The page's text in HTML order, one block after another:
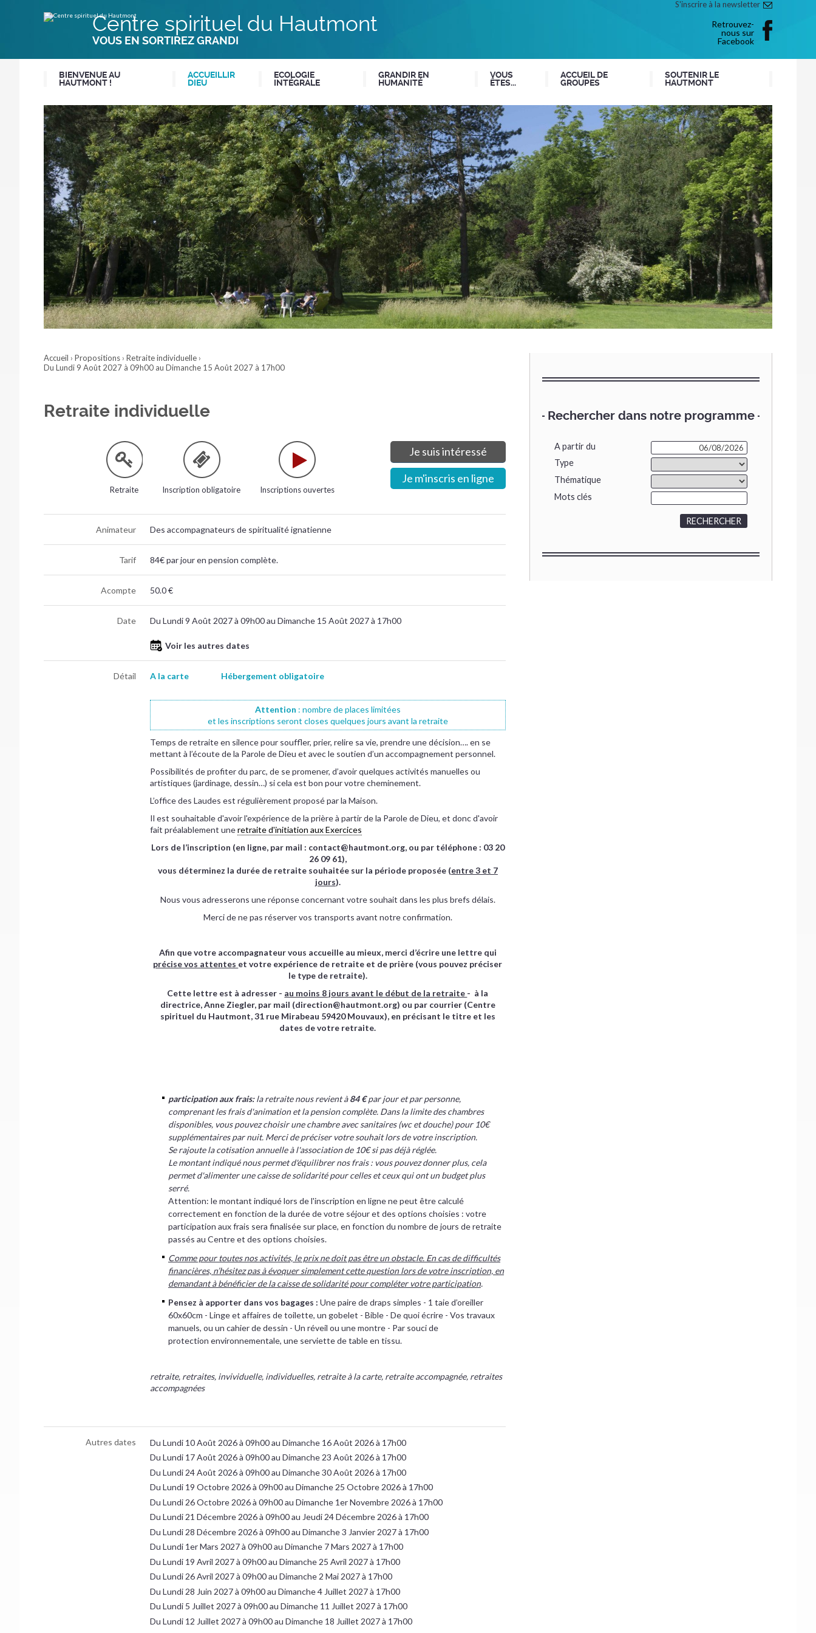
contenu.
S'inscrire à la newsletter
Retrouvez-
nous sur
Facebook
Centre spirituel du Hautmont
VOUS EN SORTIREZ GRANDI
BIENVENUE AU
HAUTMONT !
ACCUEILLIR
DIEU
ECOLOGIE
INTÉGRALE
GRANDIR EN
HUMANITÉ
VOUS
ÊTES...
ACCUEIL DE
GROUPES
SOUTENIR LE
HAUTMONT
Accueil › Propositions › Retraite individuelle ›
Du Lundi 9 Août 2027 à 09h00 au Dimanche 15 Août 2027 à 17h00
Rechercher dans notre programme
A partir du
Type
Thématique
Mots clés
Retraite individuelle
Retraite Inscription obligatoire Inscriptions ouvertes
Je suis intéressé
Je m'inscris en ligne
Animateur Des accompagnateurs de spiritualité ignatienne
Tarif 84€ par jour en pension complète.
Acompte 50.0 €
Date Du Lundi 9 Août 2027 à 09h00 au Dimanche 15 Août 2027 à 17h00
Voir les autres dates
Détail A la carte Hébergement obligatoire
Attention : nombre de places limitées
et les inscriptions seront closes quelques jours avant la retraite
Temps de retraite en silence pour souffler, prier, relire sa vie, prendre une décision…. en se
mettant à l’écoute de la Parole de Dieu et avec le soutien d’un accompagnement personnel.
Possibilités de profiter du parc, de se promener, d’avoir quelques activités manuelles ou
artistiques (jardinage, dessin…) si cela est bon pour votre cheminement.
L’office des Laudes est régulièrement proposé par la Maison.
Il est souhaitable d'avoir l'expérience de la prière à partir de la Parole de Dieu, et donc d'avoir
fait préalablement uneretraite d'initiation aux Exercices
Lors de l’inscription (en ligne, par mail : contact@hautmont.org, ou par téléphone : 03 20
26 09 61),
vous déterminez la durée de retraite souhaitée sur la période proposée (entre 3 et 7
jours).
Nous vous adresserons une réponse concernant votre souhait dans les plus brefs délais.
Merci de ne pas réserver vos transports avant notre confirmation.
Afin que votre accompagnateur vous accueille au mieux, merci d’écrire une lettre qui
précise vos attentes et votre expérience de retraite et de prière (vous pouvez préciser
le type de retraite).
Cette lettre est à adresser - au moins 8 jours avant le début de la retraite - à la
directrice, Anne Ziegler, par mail (direction@hautmont.org) ou par courrier (Centre
spirituel du Hautmont, 31 rue Mirabeau 59420 Mouvaux), en précisant le titre et les
dates de votre retraite.
participation aux frais:la retraite nous revient à84 €par jour et par personne,
comprenant les frais d'animation et la pension complète. Dans la limite des chambres
disponibles, vous pouvez choisir une chambre avec sanitaires (wc et douche) pour 10€
supplémentaires par nuit. Merci de préciser votre souhait lors de votre inscription.
Se rajoute la cotisation annuelle à l'association de 10€ si pas déjà réglée.
Le montant indiqué nous permet d'équilibrer nos frais : vous pouvez donner plus, cela
permet d'alimenter une caisse de solidarité pour celles et ceux qui ont un budget plus
serré.
Attention: le montant indiqué lors de l'inscription en ligne ne peut être calculé
correctement en fonction de la durée de votre séjour et des options choisies : votre
participation aux frais sera finalisée sur place, en fonction du nombre de jours de retraite
passés au Centre et des options choisies.
Comme pour toutes nos activités, le prix ne doit pas être un obstacle. En cas de difficultés
financières, n’hésitez pas à évoquer simplement cette question lors de votre inscription, en
demandant à bénéficier de la caisse de solidarité pour compléter votre participation.
Pensez à apporter dans vos bagages : Une paire de draps simples - 1 taie d’oreiller
60x60cm - Linge et affaires de toilette, un gobelet - Bible - De quoi écrire - Vos travaux
manuels, ou un cahier de dessin - Un réveil ou une montre - Par souci de
protection environnementale, une serviette de table en tissu.
retraite, retraites, invividuelle, individuelles, retraite à la carte, retraite accompagnée, retraites
accompagnées
Autres dates
Du Lundi 10 Août 2026 à 09h00 au Dimanche 16 Août 2026 à 17h00
Du Lundi 17 Août 2026 à 09h00 au Dimanche 23 Août 2026 à 17h00
Du Lundi 24 Août 2026 à 09h00 au Dimanche 30 Août 2026 à 17h00
Du Lundi 19 Octobre 2026 à 09h00 au Dimanche 25 Octobre 2026 à 17h00
Du Lundi 26 Octobre 2026 à 09h00 au Dimanche 1er Novembre 2026 à 17h00
Du Lundi 21 Décembre 2026 à 09h00 au Jeudi 24 Décembre 2026 à 17h00
Du Lundi 28 Décembre 2026 à 09h00 au Dimanche 3 Janvier 2027 à 17h00
Du Lundi 1er Mars 2027 à 09h00 au Dimanche 7 Mars 2027 à 17h00
Du Lundi 19 Avril 2027 à 09h00 au Dimanche 25 Avril 2027 à 17h00
Du Lundi 26 Avril 2027 à 09h00 au Dimanche 2 Mai 2027 à 17h00
Du Lundi 28 Juin 2027 à 09h00 au Dimanche 4 Juillet 2027 à 17h00
Du Lundi 5 Juillet 2027 à 09h00 au Dimanche 11 Juillet 2027 à 17h00
Du Lundi 12 Juillet 2027 à 09h00 au Dimanche 18 Juillet 2027 à 17h00